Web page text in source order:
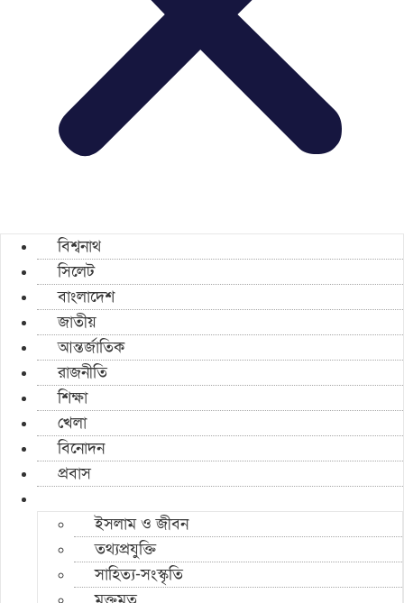
বিশ্বনাথ
সিলেট
বাংলাদেশ
জাতীয়
আন্তর্জাতিক
রাজনীতি
শিক্ষা
খেলা
বিনোদন
প্রবাস
ইসলাম ও জীবন
তথ্যপ্রযুক্তি
সাহিত্য-সংস্কৃতি